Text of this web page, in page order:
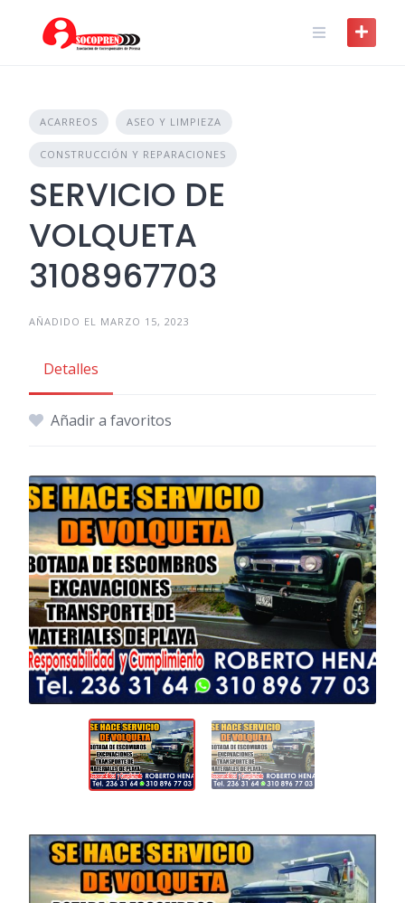
ACARREOS ASEO Y LIMPIEZA
CONSTRUCCIÓN Y REPARACIONES
SERVICIO DE
VOLQUETA
3108967703
AÑADIDO EL MARZO 15, 2023
Detalles
Añadir a favoritos